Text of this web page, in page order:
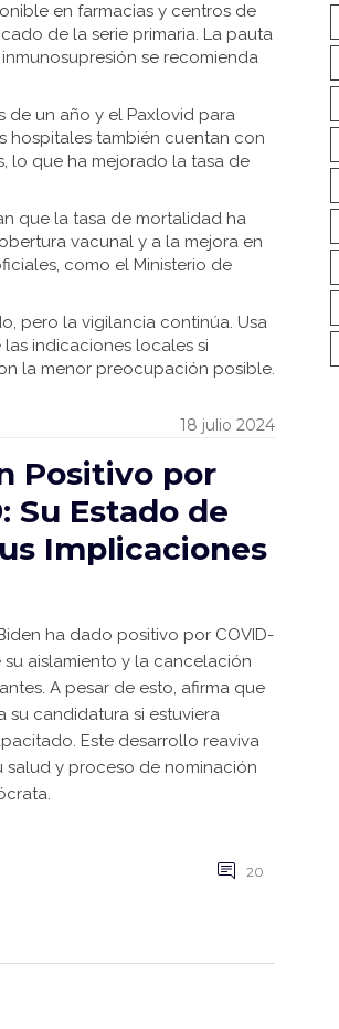
en farmacias y centros de
de la serie primaria. La pauta
se recomienda
de un año y el Paxlovid para
hospitales también cuentan con
lo que ha mejorado la tasa de
que la tasa de mortalidad ha
vacunal y a la mejora en
como el Ministerio de
pero la vigilancia continúa. Usa
indicaciones locales si
la menor preocupación posible.
18 julio 2024
Positivo por
Su Estado de
Implicaciones
ha dado positivo por COVID-
su aislamiento y la cancelación
A pesar de esto, afirma que
su candidatura si estuviera
Este desarrollo reaviva
salud y proceso de nominación
20